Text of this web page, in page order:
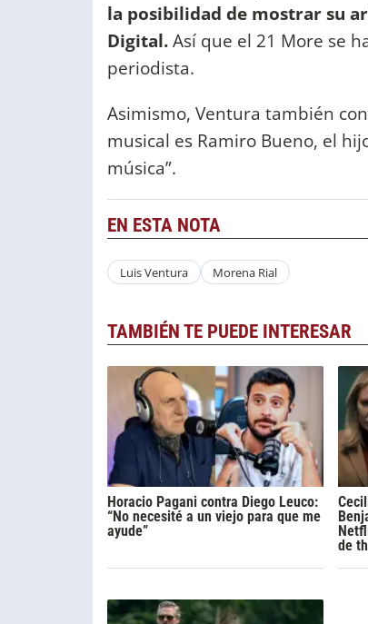
la posibilidad de mostrar su
Digital.Así que el 21 More se
periodista.
Asimismo, Ventura también
musical es Ramiro Bueno, el
música”.
EN ESTA NOTA
Luis Ventura Morena Rial
TAMBIÉN TE PUEDE INTERESAR
Horacio Pagani contra Diego Leuco:
“No necesité a un viejo para que me
ayude”
de